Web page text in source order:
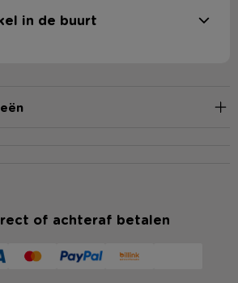
in de buurt
of achteraf betalen